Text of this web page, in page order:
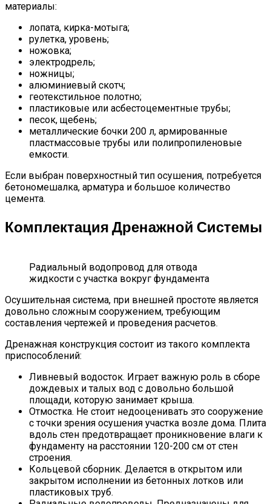
материалы:
лопата, кирка-мотыга;
рулетка, уровень;
ножовка;
электродрель;
ножницы;
алюминиевый скотч;
геотекстильное полотно;
пластиковые или асбестоцементные трубы;
песок, щебень;
металлические бочки 200 л, армированные
пластмассовые трубы или полипропиленовые
емкости.
Если выбран поверхностный тип осушения, потребуется
бетономешалка, арматура и большое количество
цемента.
Комплектация Дренажной Системы
Радиальный водопровод для отвода
жидкости с участка вокруг фундамента
Осушительная система, при внешней простоте является
довольно сложным сооружением, требующим
составления чертежей и проведения расчетов.
Дренажная конструкция состоит из такого комплекта
приспособлений:
Ливневый водосток. Играет важную роль в сборе
дождевых и талых вод с довольно большой
площади, которую занимает крыша.
Отмостка. Не стоит недооценивать это сооружение
с точки зрения осушения участка возле дома. Плита
вдоль стен предотвращает проникновение влаги к
фундаменту на расстоянии 120-200 см от стен
строения.
Кольцевой сборник. Делается в открытом или
закрытом исполнении из бетонных лотков или
пластиковых труб.